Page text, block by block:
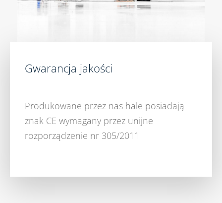
Gwarancja jakości
Produkowane przez nas hale posiadają
znak CE wymagany przez unijne
rozporządzenie nr 305/2011